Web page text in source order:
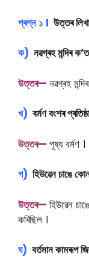
প্ৰশ্ন ১ । উত্তৰ
ক) নৱগ্ৰহ মন্দিৰ
উত্তৰ— নৱগ্ৰহ
খ) বৰ্মণ বংশৰ
উত্তৰ— পূষ্য বৰ্মণ ।
গ) হিউৱেন চাঙে
উত্তৰ— হিউৱেন
কৰিছিল ।
ঘ) বৰ্তমান কামৰূপ